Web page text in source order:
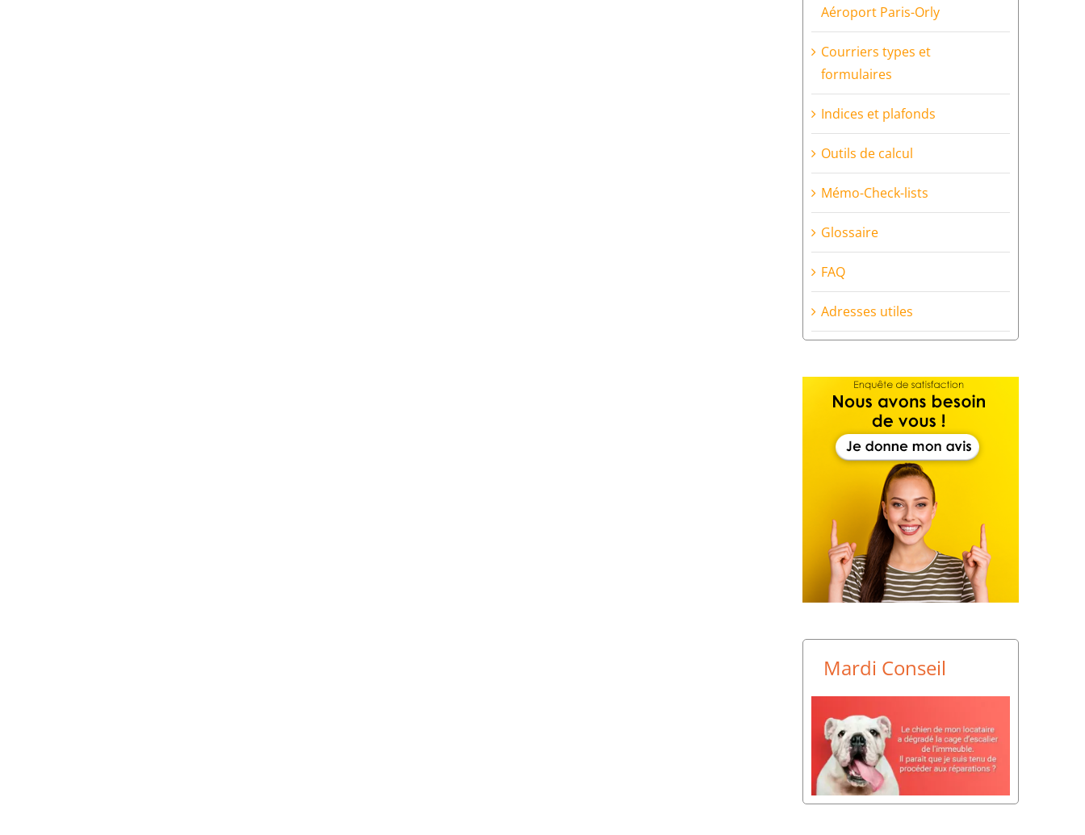
Aéroport Paris-Orly
Courriers types et
formulaires
Indices et plafonds
Outils de calcul
Mémo-Check-lists
Glossaire
FAQ
Adresses utiles
Mardi Conseil